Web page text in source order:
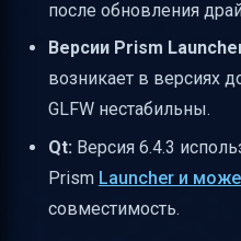
после обновления
Версии Prism
возникает в версиях
GLFW нестабильны.
Qt: Версия 6.4.3
Prism Launcher и
совместимость.